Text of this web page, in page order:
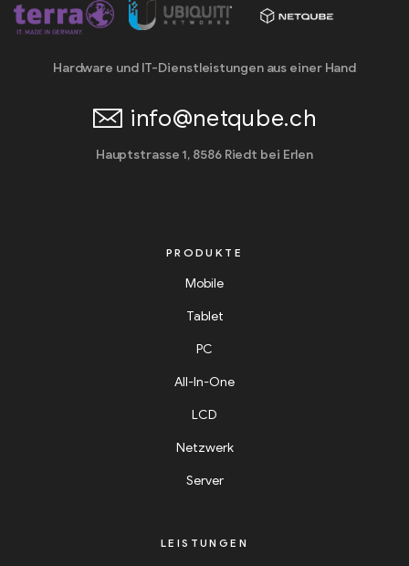
Hardware und IT-Dienstleistungen aus einer Hand
info@netqube.ch
Hauptstrasse 1, 8586 Riedt bei Erlen
PRODUKTE
Mobile
Tablet
PC
All-In-One
LCD
Netzwerk
Server
LEISTUNGEN